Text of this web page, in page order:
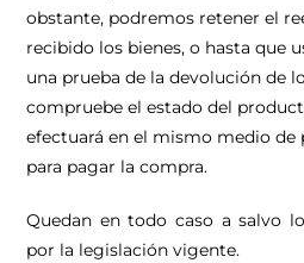
obstante, podremos retener el
recibido los bienes, o hasta que
una prueba de la devolución de
compruebe el estado del
efectuará en el mismo medio
para pagar la compra.
Quedan en todo caso a salvo
por la legislación vigente.